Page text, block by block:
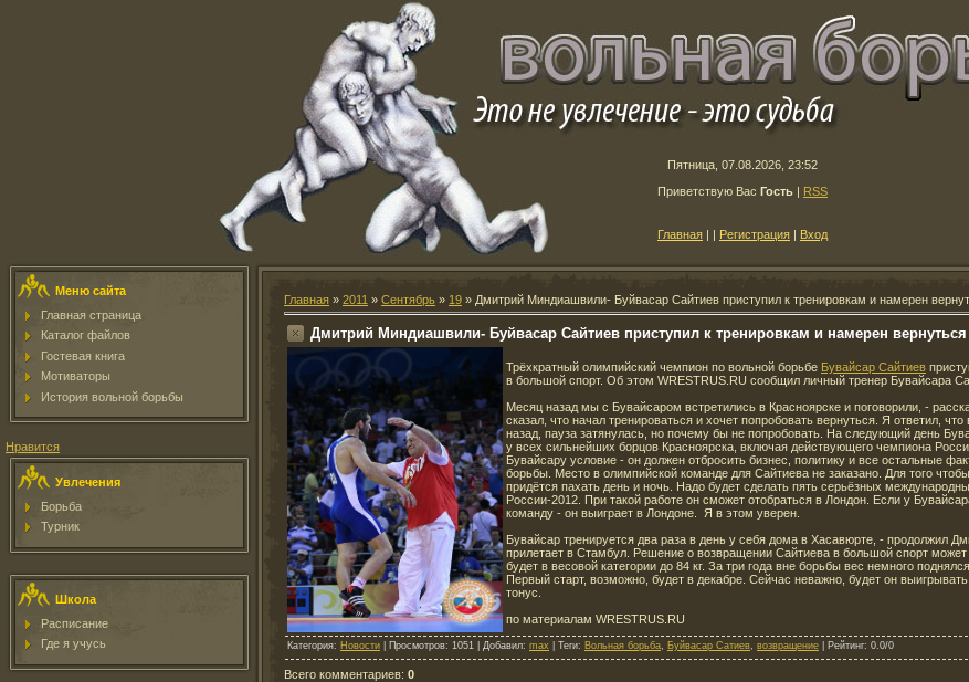
Пятница, 07.08.2026, 23:52
Приветствую Вас Гость | RSS
Главная | | Регистрация | Вход
Меню сайта
Главная страница
Каталог файлов
Гостевая книга
Мотиваторы
История вольной борьбы
Нравится
Увлечения
Борьба
Турник
Школа
Расписание
Где я учусь
Главная » 2011 » Сентябрь » 19 » Дмитрий Миндиашвили- Буйвасар Сайтиев приступил к тренировкам и намерен
Дмитрий Миндиашвили- Буйвасар Сайтиев приступил к тренировкам и намерен
Трёхкратный олимпийский чемпион по вольной борьбе Бувайсар Сайтиев
в большой спорт. Об этом WRESTRUS.RU сообщил личный тренер Бувайсара
Месяц назад мы с Бувайсаром встретились в Красноярске и поговорили, -
сказал, что начал тренироваться и хочет попробовать вернуться. Я ответил,
назад, пауза затянулась, но почему бы не попробовать. На следующий день
у всех сильнейших борцов Красноярска, включая действующего чемпиона
Бувайсару условие - он должен отбросить бизнес, политику и все остальные
борьбы. Место в олимпийской команде для Сайтиева не заказано. Для того
придётся пахать день и ночь. Надо будет сделать пять серьёзных
России-2012. При такой работе он сможет отобраться в Лондон. Если у
команду - он выиграет в Лондоне. Я в этом уверен.
Бувайсар тренируется два раза в день у себя дома в Хасавюрте, - продолжил
прилетает в Стамбул. Решение о возвращении Сайтиева в большой спорт
будет в весовой категории до 84 кг. За три года вне борьбы вес немного
Первый старт, возможно, будет в декабре. Сейчас неважно, будет он
тонус.
по материалам WRESTRUS.RU
Категория: Новости Просмотров: 1051 | Добавил: max Теги: Вольная борьба Буйвасар Сатиев возвращение Рейтинг: 0.0/0
Всего комментариев: 0